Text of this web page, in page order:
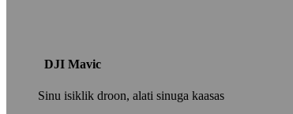
DJI Mavic
Sinu isiklik droon, alati sinuga kaasas